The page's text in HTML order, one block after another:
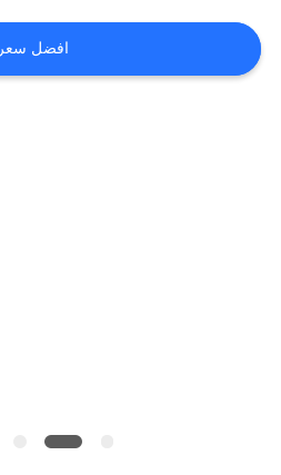
اطلب
اقتباس
افضل سعر